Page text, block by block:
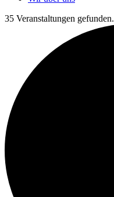
35 Veranstaltungen gefunden.